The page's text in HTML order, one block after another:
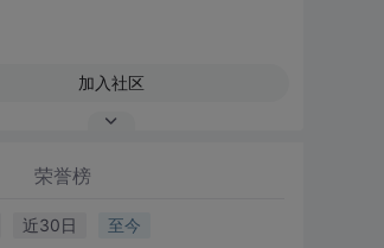
加入社区
荣誉榜
近30日 至今